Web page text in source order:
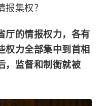
集权？
厅的情报权力，各有
权力全部集中到首相
，监督和制衡就被